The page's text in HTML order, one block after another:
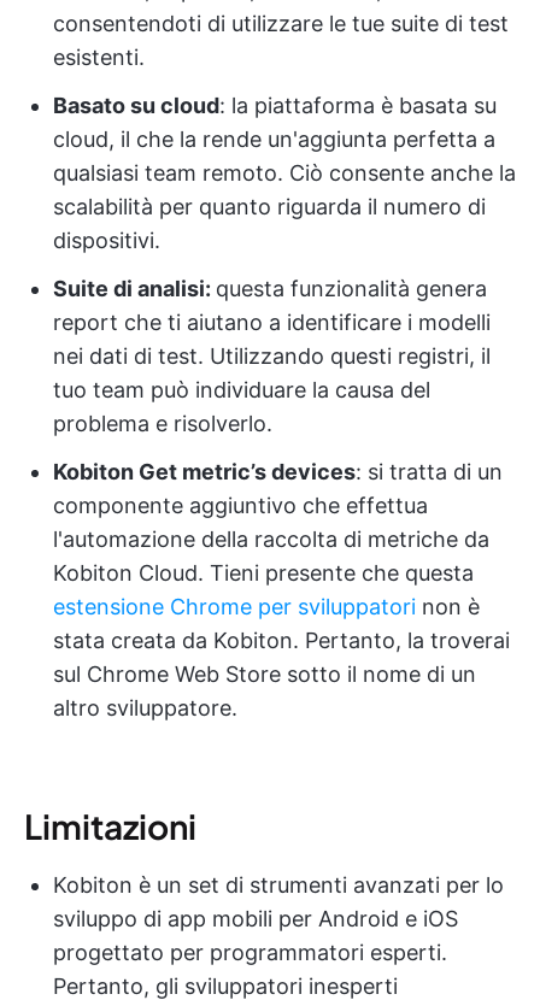
consentendoti di utilizzare le tue suite di test
esistenti.
Basato su cloud: la piattaforma è basata su
cloud, il che la rende un'aggiunta perfetta a
qualsiasi team remoto. Ciò consente anche la
scalabilità per quanto riguarda il numero di
dispositivi.
Suite di analisi: questa funzionalità genera
report che ti aiutano a identificare i modelli
nei dati di test. Utilizzando questi registri, il
tuo team può individuare la causa del
problema e risolverlo.
Kobiton Get metric’s devices: si tratta di un
componente aggiuntivo che effettua
l'automazione della raccolta di metriche da
Kobiton Cloud. Tieni presente che questa
estensione Chrome per sviluppatori non è
stata creata da Kobiton. Pertanto, la troverai
sul Chrome Web Store sotto il nome di un
altro sviluppatore.
Limitazioni
Kobiton è un set di strumenti avanzati per lo
sviluppo di app mobili per Android e iOS
progettato per programmatori esperti.
Pertanto, gli sviluppatori inesperti